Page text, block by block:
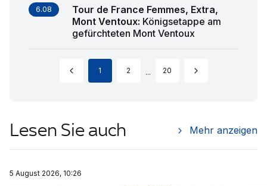
6.08
Tour de France Femmes, Extra,
Mont Ventoux: Königsetappe am
gefürchteten Mont Ventoux
1 2 ... 20
Lesen Sie auch Mehr anzeigen
5 August 2026, 10:26